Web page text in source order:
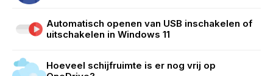
Automatisch openen van USB inschakelen of
uitschakelen in Windows 11
Hoeveel schijfruimte is er nog vrij op